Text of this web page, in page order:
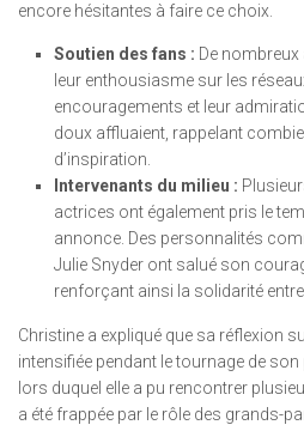
encore hésitantes à faire ce choix.
Soutien des fans : De
leur enthousiasme sur les
encouragements et leur
doux affluaient, rappelant
d’inspiration.
Intervenants du milieu :
actrices ont également pris le
annonce. Des personnalités
Julie Snyder ont salué son
renforçant ainsi la solidarité
Christine a expliqué que sa réflexion
intensifiée pendant le tournage de son
lors duquel elle a pu rencontrer
a été frappée par le rôle des grands-